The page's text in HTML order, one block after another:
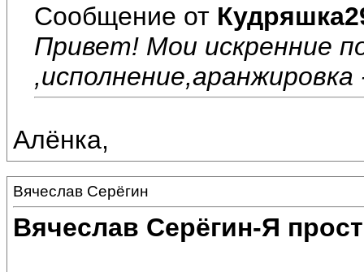
Сообщение от
Привет! Мои искренние
,исполнение,аранжировка
Алёнка,
Вячеслав Серёгин
Вячеслав Серёгин-Я